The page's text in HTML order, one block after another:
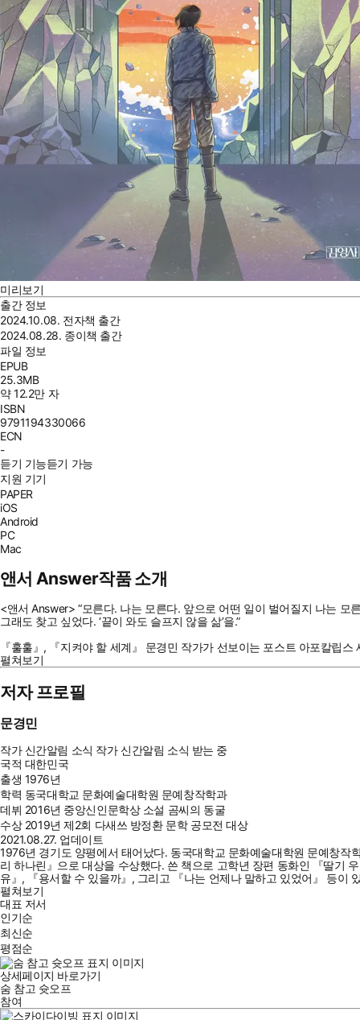
미리보기
출간 정보
2024.10.08. 전자책 출간
2024.08.28. 종이책 출간
파일 정보
EPUB
25.3MB
약 12.2만 자
ISBN
9791194330066
ECN
-
듣기 기능듣기 가능
지원 기기
PAPER
iOS
Android
PC
Mac
앤서 Answer작품 소개
<앤서 Answer> “모른다. 나는 모른다. 앞으로 어떤 일이 벌어질지 나는 모
그래도 찾고 싶었다. ‘끝이 와도 슬프지 않을 삶’을.”
『훌훌』, 『지켜야 할 세계』 문경민 작가가 선보이는 포스트 아포칼립
펼쳐보기
저자 프로필
문경민
작가 신간알림 소식 작가 신간알림 소식 받는 중
국적 대한민국
출생 1976년
학력 동국대학교 문화예술대학원 문예창작학과
데뷔 2016년 중앙신인문학상 소설 곰씨의 동굴
수상 2019년 제2회 다새쓰 방정환 문학 공모전 대상
2021.08.27. 업데이트
1976년 경기도 양평에서 태어났다. 동국대학교 문화예술대학원 문예창
리 하나린』으로 대상을 수상했다. 쓴 책으로 고학년 장편 동화인 『딸기
유』, 『용서할 수 있을까』, 그리고 『나는 언제나 말하고 있었어』 등이
펼쳐보기
대표 저서
인기순
최신순
평점순
상세페이지 바로가기
숨 참고 슛오프
참여